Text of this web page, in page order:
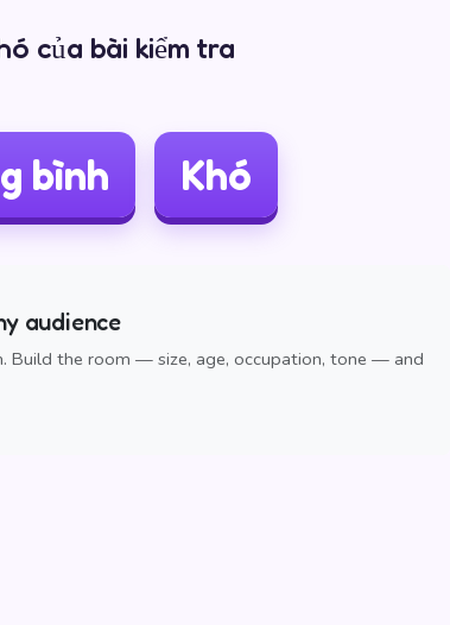
của bài kiểm tra
bình Khó
audience
Build the room — size, age, occupation, tone — and